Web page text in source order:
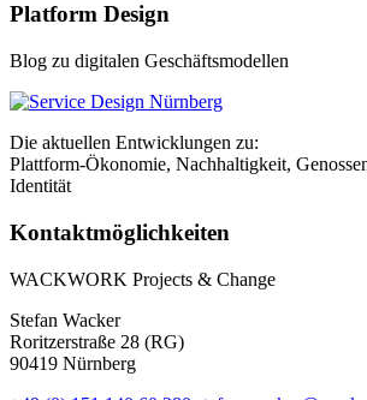
Platform Design
Blog zu digitalen Geschäftsmodellen
Die aktuellen Entwicklungen zu:
Plattform-Ökonomie, Nachhaltigkeit,
Identität
Kontaktmöglichkeiten
WACKWORK Projects & Change
Stefan Wacker
Roritzerstraße 28 (RG)
90419 Nürnberg